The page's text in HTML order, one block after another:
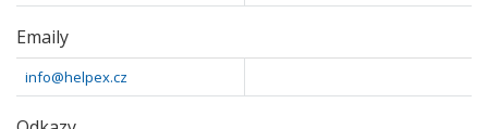
Emaily
info@helpex.cz